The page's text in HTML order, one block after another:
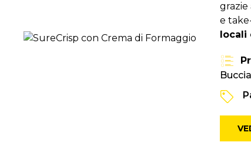
grazie
e
locali
Buccia